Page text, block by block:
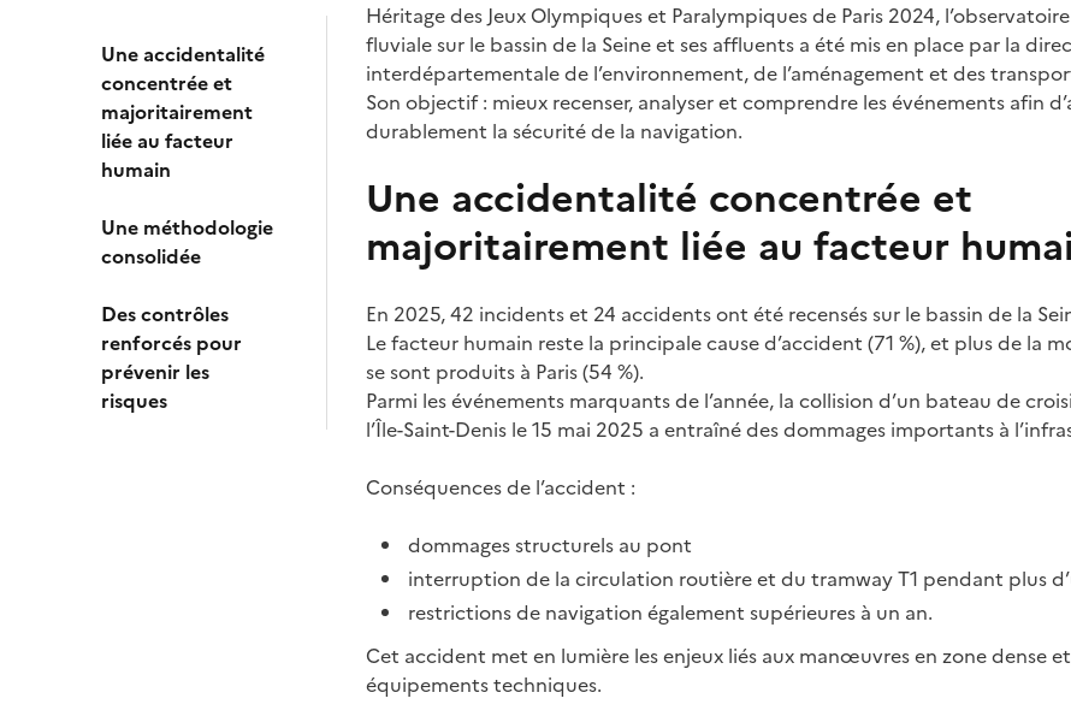
Une accidentalité
concentrée et
majoritairement
liée au facteur
humain
Une méthodologie
consolidée
Des contrôles
renforcés pour
prévenir les
risques
Héritage des Jeux Olympiques et Paralympiques de Paris 2024,
fluviale sur le bassin de la Seine et ses affluents a été mis en place par la
interdépartementale de l’environnement, de l’aménagement et des
Son objectif : mieux recenser, analyser et comprendre les événements afin
durablement la sécurité de la navigation.
Une accidentalité concentrée et
majoritairement liée au facteur
En 2025, 42 incidents et 24 accidents ont été recensés sur le bassin de la
Le facteur humain reste la principale cause d’accident (71 %), et plus de la
se sont produits à Paris (54 %).
Parmi les événements marquants de l’année, la collision d’un bateau de
l’Île-Saint-Denis le 15 mai 2025 a entraîné des dommages importants à
Conséquences de l’accident :
dommages structurels au pont
interruption de la circulation routière et du tramway T1 pendant plus
restrictions de navigation également supérieures à un an.
Cet accident met en lumière les enjeux liés aux manœuvres en zone dense
équipements techniques.